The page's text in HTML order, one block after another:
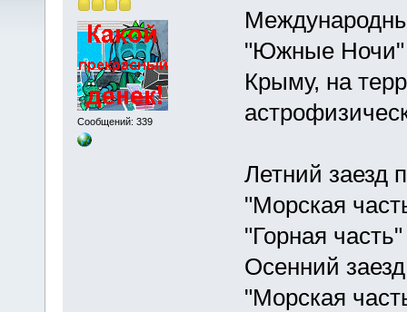
Сообщений: 339
"Южные Ночи"
Крыму, на
Летний заезд
"Морская
"Горная
Осенний
"Морская